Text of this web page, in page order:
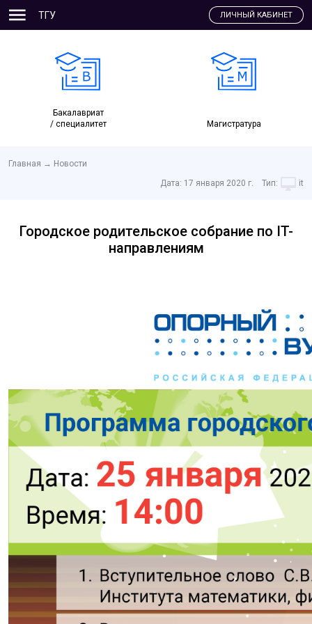
ТГУ ЛИЧНЫЙ КАБИНЕТ
Бакалавриат
/ специалитет
Магистратура
Главная → Новости
Дата: 17 января 2020 г. Тип: it
Городское родительское собрание по IT-
направлениям